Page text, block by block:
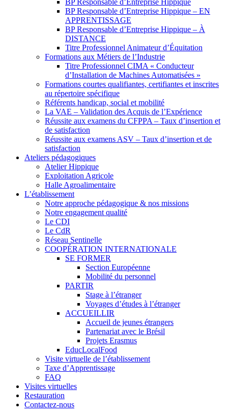
BP Responsable d’Entreprise Hippique
BP Responsable d’Entreprise Hippique – EN
APPRENTISSAGE
BP Responsable d’Entreprise Hippique – À
DISTANCE
Titre Professionnel Animateur d’Équitation
Formations aux Métiers de l’Industrie
Titre Professionnel CIMA « Conducteur
d’Installation de Machines Automatisées »
Formations courtes qualifiantes, certifiantes et inscrites
au répertoire spécifique
Référents handicap, social et mobilité
La VAE – Validation des Acquis de l’Expérience
Réussite aux examens du CFPPA – Taux d’insertion et
de satisfaction
Réussite aux examens ASV – Taux d’insertion et de
satisfaction
Ateliers pédagogiques
Atelier Hippique
Exploitation Agricole
Halle Agroalimentaire
L’établissement
Notre approche pédagogique & nos missions
Notre engagement qualité
Le CDI
Le CdR
Réseau Sentinelle
COOPÉRATION INTERNATIONALE
SE FORMER
Section Européenne
Mobilité du personnel
PARTIR
Stage à l’étranger
Voyages d’études à l’étranger
ACCUEILLIR
Accueil de jeunes étrangers
Partenariat avec le Brésil
Projets Erasmus
EducLocalFood
Visite virtuelle de l’établissement
Taxe d’Apprentissage
FAQ
Visites virtuelles
Restauration
Contactez-nous